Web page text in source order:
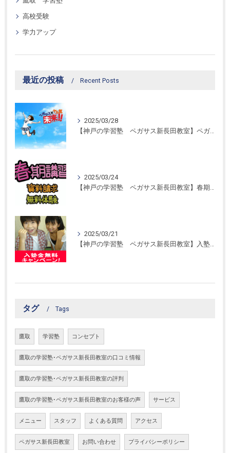
高校受験
学力アップ
最近の投稿 Recent Posts
2025/03/28
【神戸の学習塾 ペガサス新長田教室】ペガサス学習スタイル！
2025/03/24
2025/03/21
【神戸の学習塾 ペガサス新長田教室】入塾金無料キャンペーン！
タグ Tags
鷹取 学習塾 コンセプト
鷹取の学習塾･ペガサス新長田教室の口コミ情報
鷹取の学習塾･ペガサス新長田教室の評判
鷹取の学習塾･ペガサス新長田教室のお客様の声 サービス
メニュー スタッフ よくある質問 アクセス
ペガサス新長田教室 お問い合わせ プライバシーポリシー